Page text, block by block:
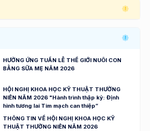
HƯỞNG ỨNG TUẦN LỄ THẾ GIỚI NUÔI CON
BẰNG SỮA MẸ NĂM 2026
HỘI NGHỊ KHOA HỌC KỸ THUẬT THƯỜNG
NIÊN NĂM 2026 "Hành trình thập kỷ: Định
hình tương lai Tim mạch can thiệp”
THÔNG TIN VỀ HỘI NGHỊ KHOA HỌC KỸ
THUẬT THƯỜNG NIÊN NĂM 2026